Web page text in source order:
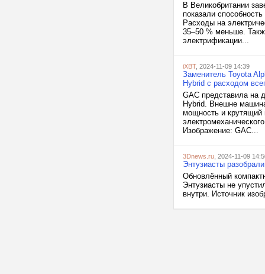
В Великобритании
показали
Расходы на
35–50 % меньше.
электрификации...
iXBT, 2024-11-09 14:39
Заменитель Toyota
Hybrid с расходом
GAC представила на
Hybrid. Внешне
мощность и крутящий
Изображение: GAC...
3Dnews.ru , 2024-11-09
Энтузиасты
Обновлённый
Энтузиасты не
внутри. Источник